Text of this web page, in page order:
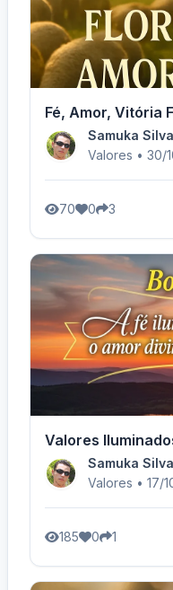
Fé, Amor, Vitória
Samuka Silva
Valores • 30/
70 0 3
Valores
Samuka Silva
Valores • 17/
185 0 1